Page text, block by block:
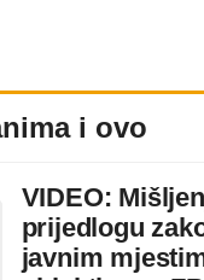
i ovo
VIDEO:
prijedlogu
javnim